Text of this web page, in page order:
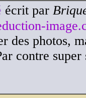
écrit par
des photos,
contre